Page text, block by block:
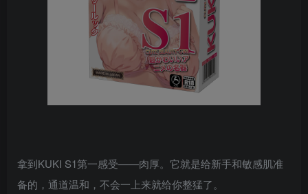
拿到KUKI S1第一感受——肉厚。它就是给新手和敏感肌准
备的，通道温和，不会一上来就给你整猛了。